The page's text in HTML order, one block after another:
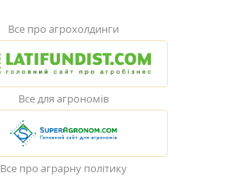
Все про агрохолдинги
Все для агрономів
Все про аграрну політику